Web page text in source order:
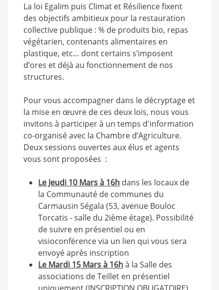
La loi Egalim puis Climat et Résilience fixent
des objectifs ambitieux pour la restauration
collective publique : % de produits bio, repas
végétarien, contenants alimentaires en
plastique, etc… dont certains s’imposent
d’ores et déjà au fonctionnement de nos
structures.
Pour vous accompagner dans le décryptage et
la mise en œuvre de ces deux lois, nous vous
invitons à participer à un temps d'information
co-organisé avec la Chambre d’Agriculture.
Deux sessions ouvertes aux élus et agents
vous sont proposées :
Le Jeudi 10 Mars à 16h dans les locaux de
la Communauté de communes du
Carmausin Ségala (53, avenue Bouloc
Torcatis - salle du 2ième étage). Possibilité
de suivre en présentiel ou en
visioconférence via un lien qui vous sera
envoyé après inscription
Le Mardi 15 Mars à 16hà la Salle des
associations de Teillet en présentiel